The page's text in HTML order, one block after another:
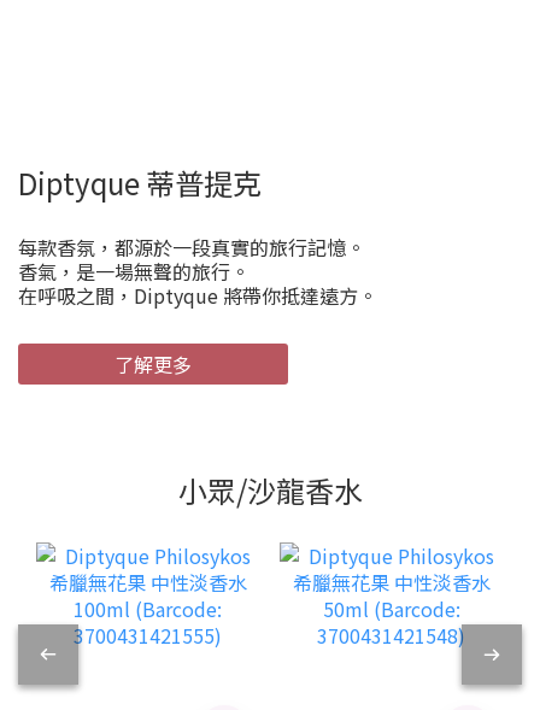
Diptyque 蒂普提克
每款香氛，都源於一段真實的旅行記憶。
香氣，是一場無聲的旅行。
在呼吸之間，Diptyque 將帶你抵達遠方。
了解更多
小眾/沙龍香水